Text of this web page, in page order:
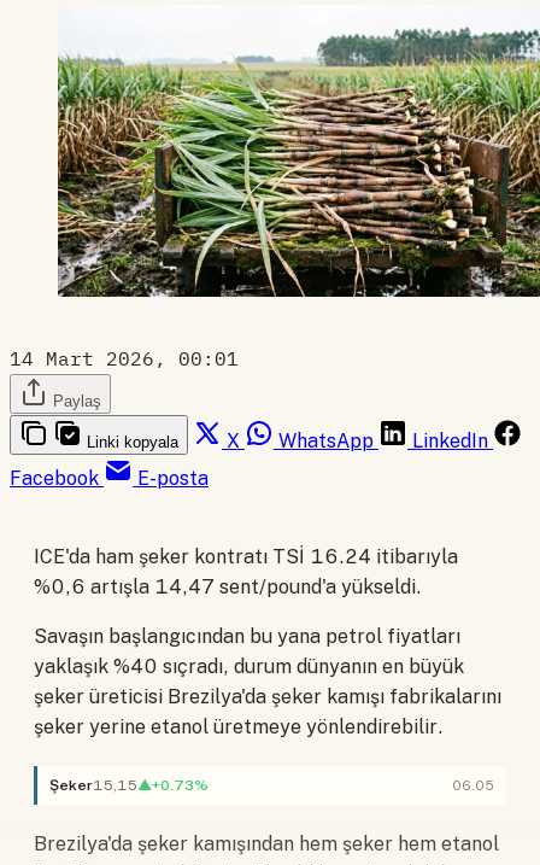
14 Mart 2026, 00:01
Paylaş
Linki kopyala X WhatsApp
LinkedIn
Facebook
E-posta
ICE'da ham şeker kontratı TSİ 16.24 itibarıyla
%0,6 artışla 14,47 sent/pound'a yükseldi.
Savaşın başlangıcından bu yana petrol fiyatları
yaklaşık %40 sıçradı, durum dünyanın en büyük
şeker üreticisi Brezilya'da şeker kamışı fabrikalarını
şeker yerine etanol üretmeye yönlendirebilir.
Şeker15,15▲+0.73% 06.05
Brezilya'da şeker kamışından hem şeker hem etanol